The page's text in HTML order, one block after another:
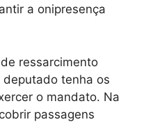
a onipresença
ressarcimento
tenha os
o mandato. Na
passagens